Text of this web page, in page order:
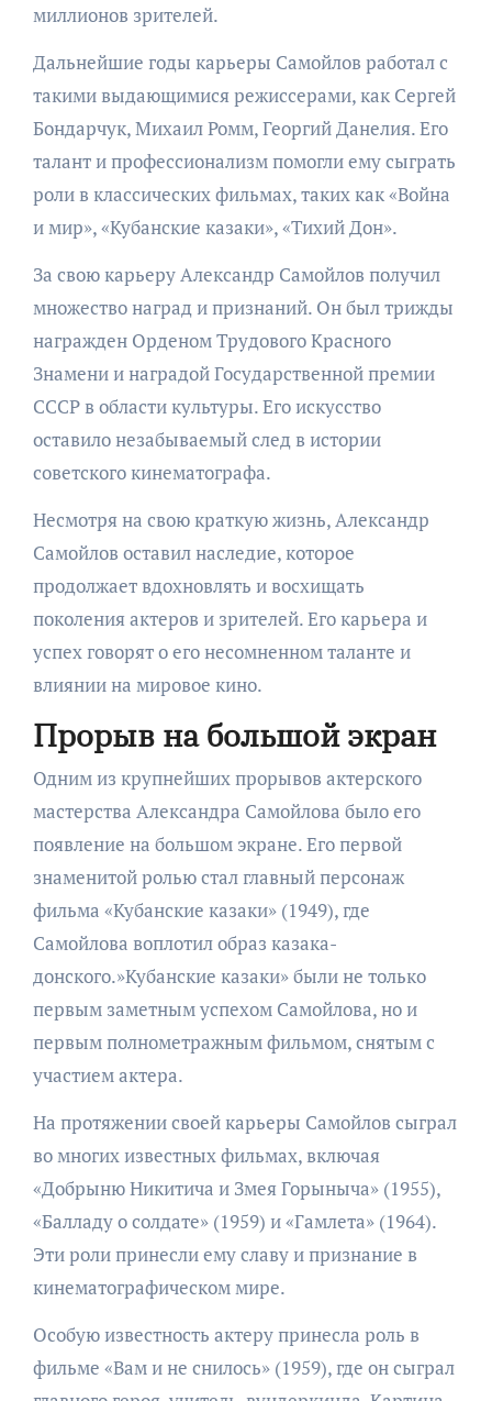
миллионов зрителей.
Дальнейшие годы карьеры Самойлов работал с
такими выдающимися режиссерами, как Сергей
Бондарчук, Михаил Ромм, Георгий Данелия. Его
талант и профессионализм помогли ему сыграть
роли в классических фильмах, таких как «Война
и мир», «Кубанские казаки», «Тихий Дон».
За свою карьеру Александр Самойлов получил
множество наград и признаний. Он был трижды
награжден Орденом Трудового Красного
Знамени и наградой Государственной премии
СССР в области культуры. Его искусство
оставило незабываемый след в истории
советского кинематографа.
Несмотря на свою краткую жизнь, Александр
Самойлов оставил наследие, которое
продолжает вдохновлять и восхищать
поколения актеров и зрителей. Его карьера и
успех говорят о его несомненном таланте и
влиянии на мировое кино.
Прорыв на большой экран
Одним из крупнейших прорывов актерского
мастерства Александра Самойлова было его
появление на большом экране. Его первой
знаменитой ролью стал главный персонаж
фильма «Кубанские казаки» (1949), где
Самойлова воплотил образ казака-
донского.»Кубанские казаки» были не только
первым заметным успехом Самойлова, но и
первым полнометражным фильмом, снятым с
участием актера.
На протяжении своей карьеры Самойлов сыграл
во многих известных фильмах, включая
«Добрыню Никитича и Змея Горыныча» (1955),
«Балладу о солдате» (1959) и «Гамлета» (1964).
Эти роли принесли ему славу и признание в
кинематографическом мире.
Особую известность актеру принесла роль в
фильме «Вам и не снилось» (1959), где он сыграл